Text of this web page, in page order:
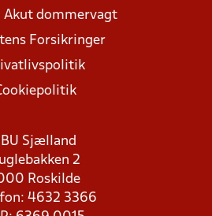
Akut dommervagt
Forsikringer
Sjælland
2
Roskilde
4632 3366